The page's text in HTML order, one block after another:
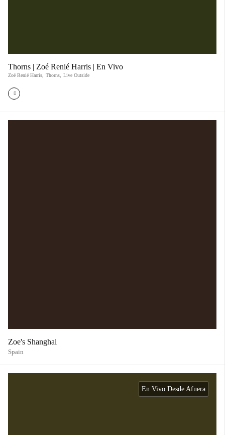
Thorns | Zoé Renié Harris | En Vivo
Zoé Renié Harris Thorns Live Outside
Zoe's Shanghai
Spain
En Vivo Desde Afuera